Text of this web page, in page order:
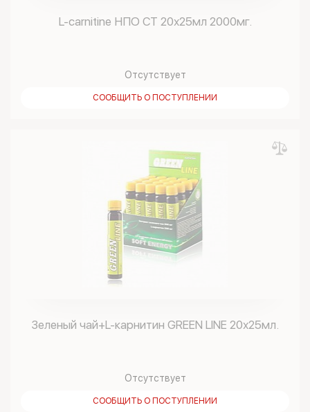
L-carnitine НПО СТ 20х25мл 2000мг.
Отсутствует
СООБЩИТЬ О ПОСТУПЛЕНИИ
Зеленый чай+L-карнитин GREEN LINE 20х25мл.
Отсутствует
СООБЩИТЬ О ПОСТУПЛЕНИИ